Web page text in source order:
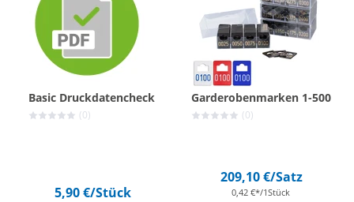
Basic Druckdatencheck
(0)
5,90 €/Stück
Garderobenmarken 1-500
(0)
209,10 €/Satz
0,42 €*/1Stück